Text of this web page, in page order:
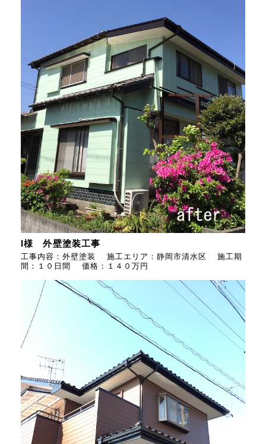
I様 外壁塗装工事
工事内容：外壁塗装 施工エリア：静岡市清水区 施工期
間：１０日間 価格：１４０万円